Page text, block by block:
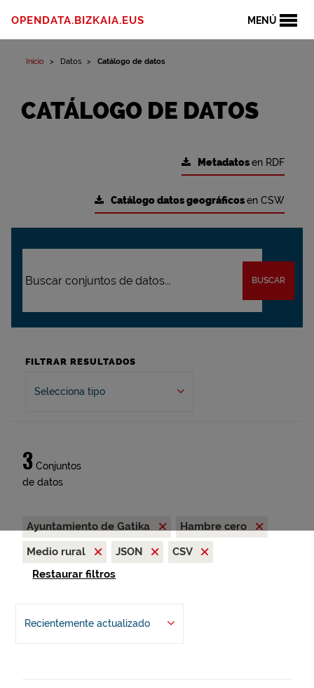
MENÚ
OPENDATA.BIZKAIA.EUS
Inicio Datos Catálogo de datos
CATÁLOGO DE DATOS
Metadatosen RDF
Catálogo datos geográficosen CSW
BUSCAR
FILTRAR RESULTADOS
Selecciona tipo
3 Conjuntos
de datos
Ayuntamiento de Gatika
Hambre cero
Medio rural
JSON
CSV
Restaurar filtros
Recientemente actualizado